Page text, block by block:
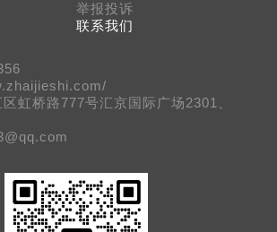
举报投诉
联系我们
虹桥路777号汇京国际广场2301、